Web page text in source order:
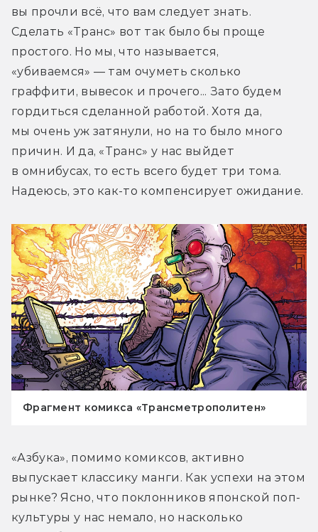
вы прочли всё, что вам следует знать.
Сделать «Транс» вот так было бы проще
простого. Но мы, что называется,
«убиваемся» — там очуметь сколько
граффити, вывесок и прочего... Зато будем
гордиться сделанной работой. Хотя да,
мы очень уж затянули, но на то было много
причин. И да, «Транс» у нас выйдет
в омнибусах, то есть всего будет три тома.
Надеюсь, это как-то компенсирует ожидание.
Фрагмент комикса «Трансметрополитен»
«Азбука», помимо комиксов, активно
выпускает классику манги. Как успехи на этом
рынке? Ясно, что поклонников японской поп-
культуры у нас немало, но насколько